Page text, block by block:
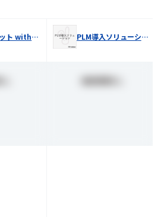
アプリポケット with Microsoft Power Platform PLM導入ソリューション